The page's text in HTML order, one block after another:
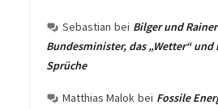
Sebastian bei Bilger und
Bundesminister, das „Wetter“ und
Sprüche
Matthias Malok bei Fossile